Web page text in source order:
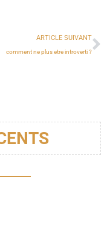
ARTICLE SUIVANT
comment ne plus etre introverti ?